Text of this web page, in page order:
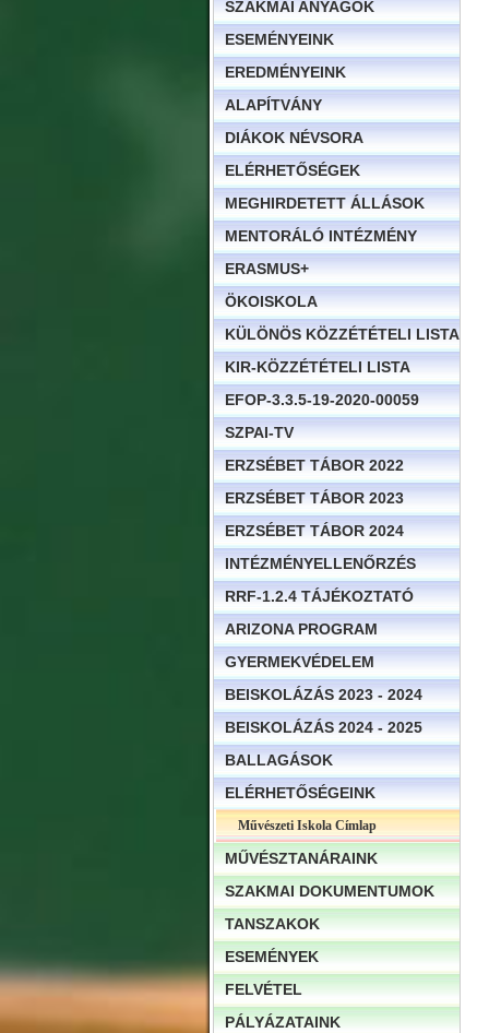
SZAKMAI ANYAGOK
ESEMÉNYEINK
EREDMÉNYEINK
ALAPÍTVÁNY
DIÁKOK NÉVSORA
ELÉRHETŐSÉGEK
MEGHIRDETETT ÁLLÁSOK
MENTORÁLÓ INTÉZMÉNY
ERASMUS+
ÖKOISKOLA
KÜLÖNÖS KÖZZÉTÉTELI LISTA
KIR-KÖZZÉTÉTELI LISTA
EFOP-3.3.5-19-2020-00059
SZPAI-TV
ERZSÉBET TÁBOR 2022
ERZSÉBET TÁBOR 2023
ERZSÉBET TÁBOR 2024
INTÉZMÉNYELLENŐRZÉS
RRF-1.2.4 TÁJÉKOZTATÓ
ARIZONA PROGRAM
GYERMEKVÉDELEM
BEISKOLÁZÁS 2023 - 2024
BEISKOLÁZÁS 2024 - 2025
BALLAGÁSOK
ELÉRHETŐSÉGEINK
Művészeti Iskola Címlap
MŰVÉSZTANÁRAINK
SZAKMAI DOKUMENTUMOK
TANSZAKOK
ESEMÉNYEK
FELVÉTEL
PÁLYÁZATAINK